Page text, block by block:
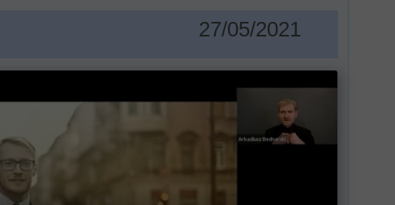
27/05/2021